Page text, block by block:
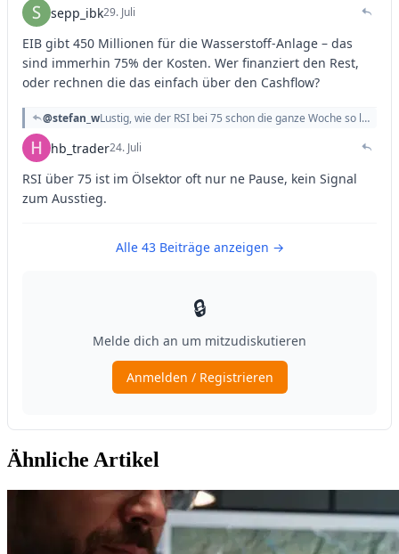
Ähnliche Artikel